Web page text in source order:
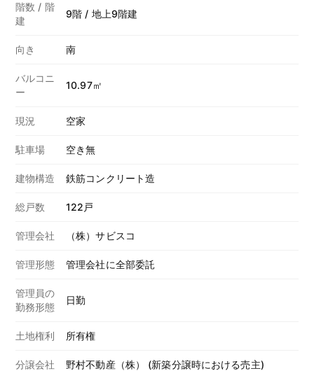
階数 / 階
建
9階 / 地上9階建
向き 南
バルコニ
ー
10.97㎡
現況 空家
駐車場 空き無
建物構造 鉄筋コンクリート造
総戸数 122戸
管理会社 （株）サビスコ
管理形態 管理会社に全部委託
管理員の
勤務形態
日勤
土地権利 所有権
分譲会社 野村不動産（株） (新築分譲時における売主)